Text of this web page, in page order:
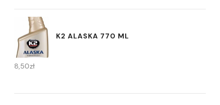
K2 ALASKA 770 ML
8,50zł